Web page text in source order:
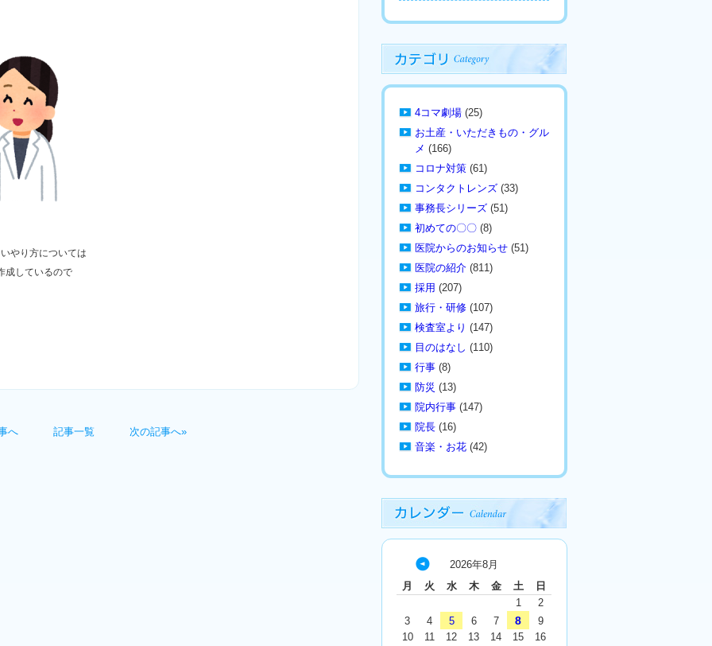
やり方については
成しているので
へ 記事一覧 次の記事へ»
4コマ劇場 (25)
お土産・いただきもの・グル
メ (166)
コロナ対策 (61)
コンタクトレンズ (33)
事務長シリーズ (51)
初めての〇〇 (8)
医院からのお知らせ (51)
医院の紹介 (811)
採用 (207)
旅行・研修 (107)
検査室より (147)
目のはなし (110)
行事 (8)
防災 (13)
院内行事 (147)
院長 (16)
音楽・お花 (42)
2026年8月
月
火 水 木 金 土 日
« 7
月
1
2
3
4 5 6 7 8
9
10
11 12 13 14 15
16